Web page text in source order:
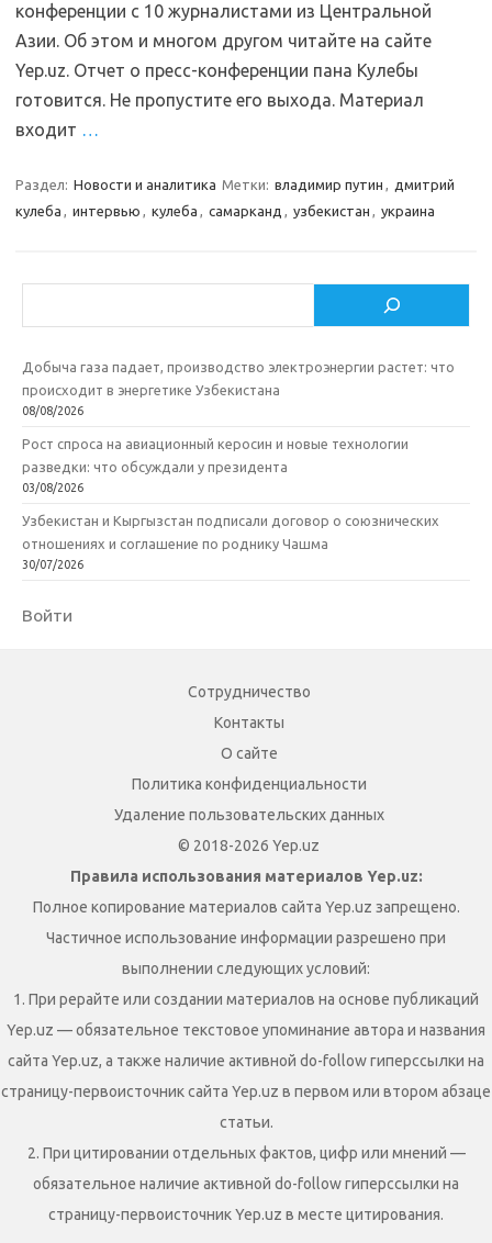
конференции с 10 журналистами из Центральной
Азии. Об этом и многом другом читайте на сайте
Yep.uz. Отчет о пресс-конференции пана Кулебы
готовится. Не пропустите его выхода. Материал
входит …
Раздел: Новости и аналитика Метки: владимир путин , дмитрий
кулеба , интервью , кулеба , самарканд , узбекистан , украина
Добыча газа падает, производство электроэнергии растет: что
происходит в энергетике Узбекистана
08/08/2026
Рост спроса на авиационный керосин и новые технологии
разведки: что обсуждали у президента
03/08/2026
Узбекистан и Кыргызстан подписали договор о союзнических
отношениях и соглашение по роднику Чашма
30/07/2026
Войти
Сотрудничество
Контакты
О сайте
Политика конфиденциальности
Удаление пользовательских данных
© 2018-2026 Yep.uz
Правила использования материалов Yep.uz:
Полное копирование материалов сайта Yep.uz запрещено.
Частичное использование информации разрешено при
выполнении следующих условий:
1. При рерайте или создании материалов на основе публикаций
Yep.uz — обязательное текстовое упоминание автора и названия
сайта Yep.uz, а также наличие активной do-follow гиперссылки на
страницу-первоисточник сайта Yep.uz в первом или втором абзаце
статьи.
2. При цитировании отдельных фактов, цифр или мнений —
обязательное наличие активной do-follow гиперссылки на
страницу-первоисточник Yep.uz в месте цитирования.